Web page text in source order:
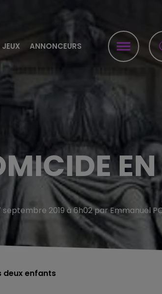
JEUX ANNONCEURS
septembre 2019 à 6h02 par Emmanuel
deux enfants